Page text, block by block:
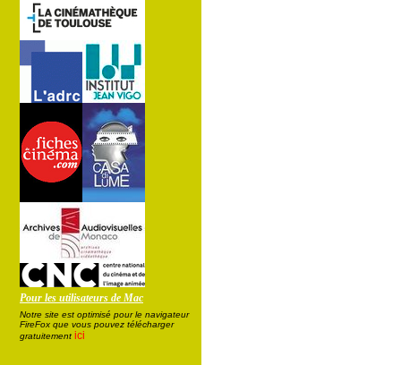
Pour les utilisateurs de Mac
Notre site est optimisé pour le navigateur
FireFox que vous pouvez télécharger
gratuitement ici